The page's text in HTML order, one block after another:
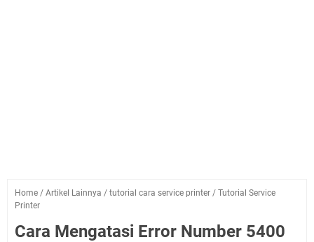
Home / Artikel Lainnya / tutorial cara service printer / Tutorial Service
Printer
Cara Mengatasi Error Number 5400